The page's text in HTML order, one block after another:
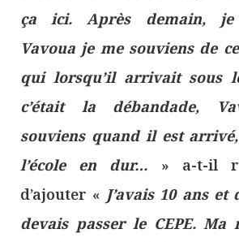
ça ici. Après demain, je
Vavoua je me souviens de
qui lorsqu’il arrivait sous
c’était la débandade,
souviens quand il est
l’école en dur… » a-t-il
d’ajouter « J’avais 10 ans
devais passer le CEPE. Ma